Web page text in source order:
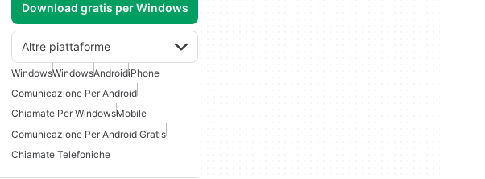
Download gratis per Windows
Altre piattaforme
WindowsWindowsAndroidiPhone
Comunicazione Per Android
Chiamate Per WindowsMobile
Comunicazione Per Android Gratis
Chiamate Telefoniche